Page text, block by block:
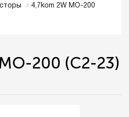
4,7kom 2W MO-200
200 (С2-23)